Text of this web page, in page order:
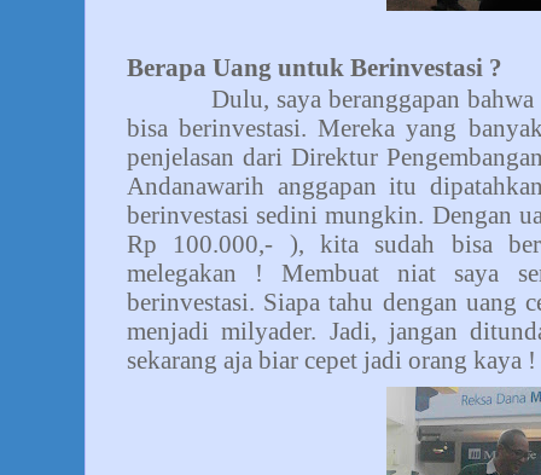
Berapa Uang untuk Berinvestasi ?
Dulu, saya beranggapan bahwa
bisa berinvestasi. Mereka yang
penjelasan dari Direktur
Andanawarih anggapan itu
berinvestasi sedini mungkin. Dengan
Rp 100.000,- ), kita sudah bisa
melegakan ! Membuat niat saya
berinvestasi. Siapa tahu dengan uang
menjadi milyader. Jadi, jangan
sekarang aja biar cepet jadi orang kaya !